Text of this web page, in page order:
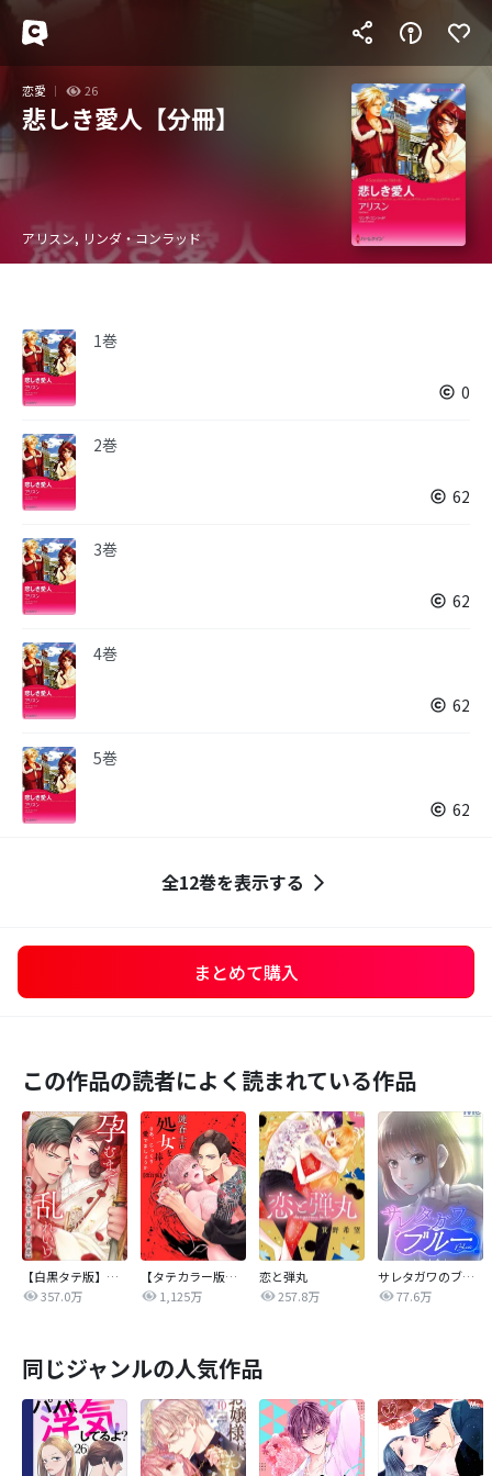
恋愛 26
悲しき愛人【分冊】
アリスン, リンダ・コンラッド
1巻
0
2巻
62
3巻
62
4巻
62
5巻
62
全12巻を表示する
まとめて購入
この作品の読者によく読まれている作品
【白黒タテ版】孕むまで乱れいけ～身代わり花嫁と軍服の猛愛
357.0万
【タテカラー版】漣蒼士に処女を捧ぐ～さあ、じっくり愛でましょうか
1,125万
恋と弾丸
257.8万
サレタガワのブルー【タテヨミ】
77.6万
同じジャンルの人気作品